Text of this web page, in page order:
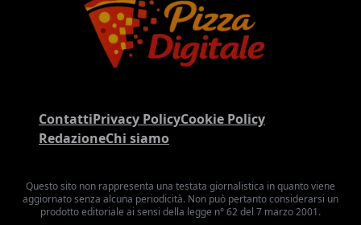
ContattiPrivacy PolicyCookie Policy
RedazioneChi siamo
Questo sito non rappresenta una testata giornalistica in quanto viene
aggiornato senza alcuna periodicità. Non può pertanto considerarsi un
prodotto editoriale ai sensi della legge n° 62 del 7 marzo 2001.